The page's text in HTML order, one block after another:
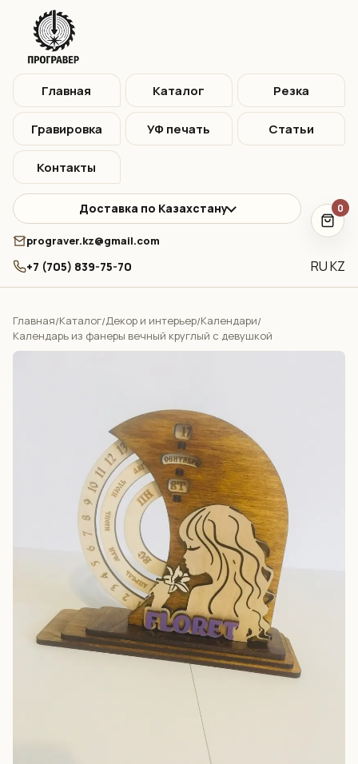
Главная Каталог Резка
Гравировка УФ печать Статьи
Контакты
Доставка по Казахстану
prograver.kz@gmail.com
+7 (705) 839-75-70 RUKZ
0
Главная/Каталог/Декор и интерьер/Календари/
Календарь из фанеры вечный круглый с девушкой